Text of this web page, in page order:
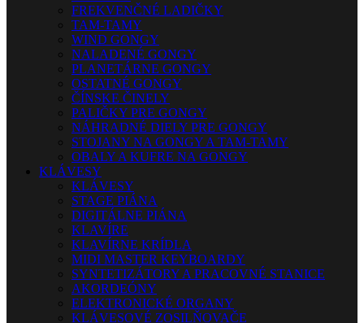
FREKVENČNÉ LADIČKY
TAM-TAMY
WIND GONGY
NALADENÉ GONGY
PLANETÁRNE GONGY
OSTATNÉ GONGY
ČÍNSKE ČINELY
PALIČKY PRE GONGY
NÁHRADNÉ DIELY PRE GONGY
STOJANY NA GONGY A TAM-TAMY
OBALY A KUFRE NA GONGY
KLÁVESY
KLÁVESY
STAGE PIÁNA
DIGITÁLNE PIÁNA
KLAVÍRE
KLAVÍRNE KRÍDLA
MIDI MASTER KEYBOARDY
SYNTETIZÁTORY A PRACOVNÉ STANICE
AKORDEÓNY
ELEKTRONICKÉ ORGANY
KLÁVESOVÉ ZOSILŇOVAČE